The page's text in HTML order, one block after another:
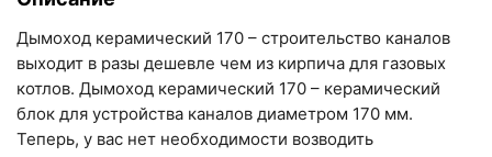
+7 (993) 993-77-33
Написать в МАКС
Написать в Telegram
Дымоход керамический 170 – строительство каналов
выходит в разы дешевле чем из кирпича для газовых
котлов. Дымоход керамический 170 – керамический
блок для устройства каналов диаметром 170 мм.
Теперь, у вас нет необходимости возводить